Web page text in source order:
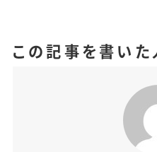
この記事を書いた